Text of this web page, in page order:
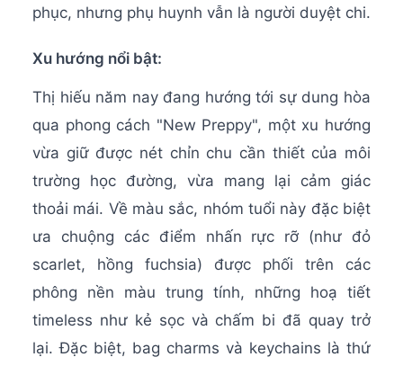
phục, nhưng phụ huynh vẫn là người duyệt chi.
Xu hướng nổi bật:
Thị hiếu năm nay đang hướng tới sự dung hòa
qua phong cách "New Preppy", một xu hướng
vừa giữ được nét chỉn chu cần thiết của môi
trường học đường, vừa mang lại cảm giác
thoải mái. Về màu sắc, nhóm tuổi này đặc biệt
ưa chuộng các điểm nhấn rực rỡ (như đỏ
scarlet, hồng fuchsia) được phối trên các
phông nền màu trung tính, những hoạ tiết
timeless như kẻ sọc và chấm bi đã quay trở
lại. Đặc biệt, bag charms và keychains là thứ